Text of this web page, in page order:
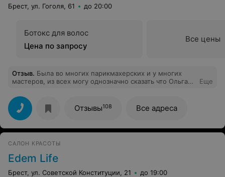
Брест, ул. Гоголя, 61 до 20:00
Ботокс для волос
Цена по запросу
Все цены
Отзыв. Была во многих парикмахерских и у многих
мастеров, из всех могу однозначно сказать что Ольга
руки. Волосы после стрижки прекрасно укладываются,
ходить к ней на стрижку сплошное удовольствие
Еще
Отзывы108 Все адреса
САЛОН КРАСОТЫ
Edem Life
Брест, ул. Советской Конституции, 21 до 19:00